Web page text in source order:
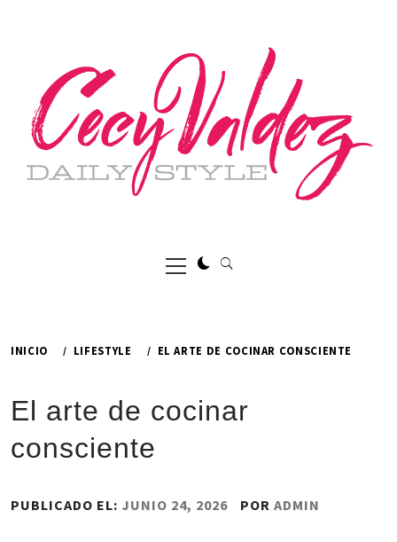
Menú
principal
INICIO LIFESTYLE EL ARTE DE COCINAR CONSCIENTE
El arte de cocinar
consciente
PUBLICADO EL: JUNIO 24, 2026 POR ADMIN